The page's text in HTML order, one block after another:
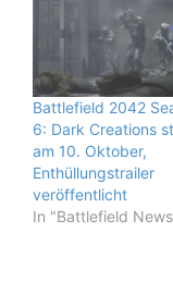
Battlefield 2042
6: Dark Creations
am 10. Oktober,
Enthüllungstrailer
veröffentlicht
In "Battlefield